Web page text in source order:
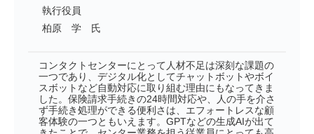
執行役員
柏原 学 氏
コンタクトセンターにとって人材不足は深刻な課題の
一つであり、デジタル化としてチャットボットやボイ
スボットなど自動対応に取り組む理由にもなってきま
した。保険請求手続きの24時間対応や、人の手を介さ
ず手続き処理ができる便利さは、エフォートレスな顧
客体験の一つともいえます。GPTなどの生成AIが出て